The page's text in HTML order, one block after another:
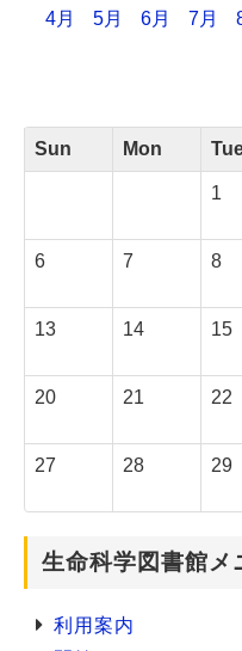
4月 5月 6月 7月
Sun Mon
1
6 7 8
13 14 15
20 21 22
27 28 29
生命科学図書館メ
利用案内